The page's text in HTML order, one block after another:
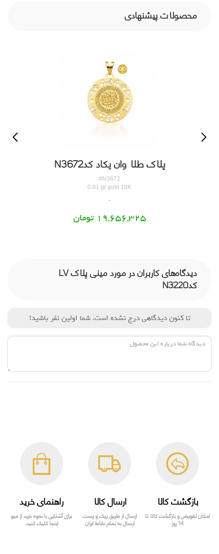
محصولات پیشنهادی
پلاک طلا وان یکاد کدN3672
#N3672
0.81 gr gold 18K
19,656,325 تومان
دیدگاه‌های کاربران در مورد مینی پلاک LV
کدN3220
تا کنون دیدگاهی درج نشده است. شما اولین نفر باشید!
بازگشت کالا
امکان تعویض و بازگشت کالا تا
14 روز
ارسال کالا
ارسال از طریق پیک و پست
ارسال به تمام نقاط ایران
راهنمای خرید
برای آشنایی با نحوه خرید از میو
اینجا کلیک کنید.